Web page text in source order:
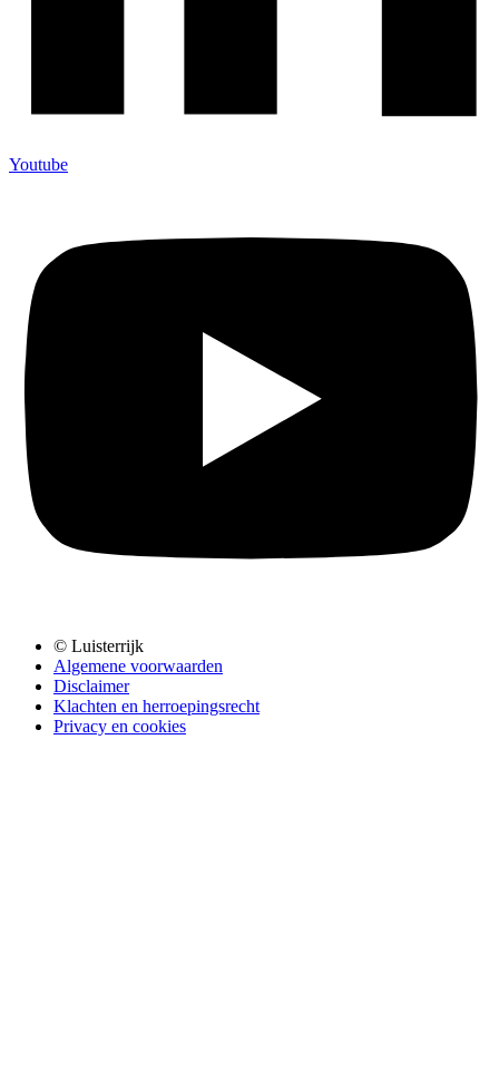
Youtube
© Luisterrijk
Algemene voorwaarden
Disclaimer
Klachten en herroepingsrecht
Privacy en cookies